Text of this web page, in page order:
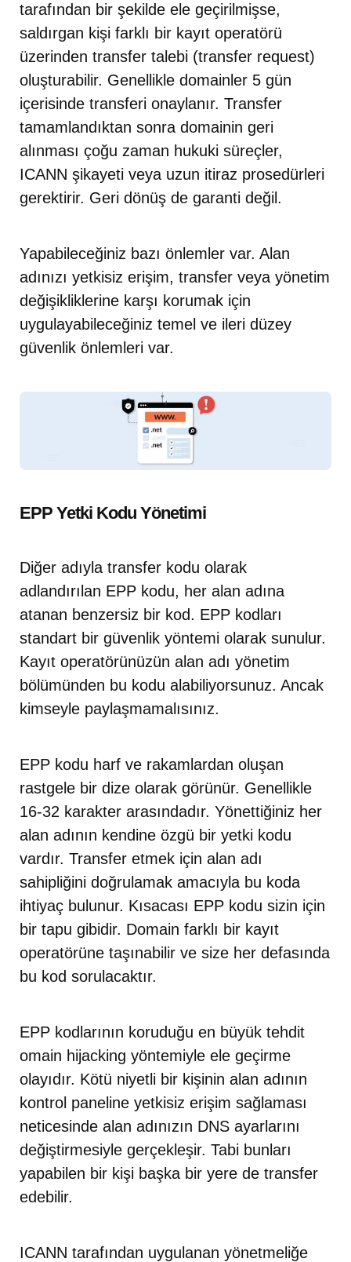
tarafından bir şekilde ele geçirilmişse,
saldırgan kişi farklı bir kayıt operatörü
üzerinden transfer talebi (transfer request)
oluşturabilir. Genellikle domainler 5 gün
içerisinde transferi onaylanır. Transfer
tamamlandıktan sonra domainin geri
alınması çoğu zaman hukuki süreçler,
ICANN şikayeti veya uzun itiraz prosedürleri
gerektirir. Geri dönüş de garanti değil.
Yapabileceğiniz bazı önlemler var. Alan
adınızı yetkisiz erişim, transfer veya yönetim
değişikliklerine karşı korumak için
uygulayabileceğiniz temel ve ileri düzey
güvenlik önlemleri var.
EPP Yetki Kodu Yönetimi
Diğer adıyla transfer kodu olarak
adlandırılan EPP kodu, her alan adına
atanan benzersiz bir kod. EPP kodları
standart bir güvenlik yöntemi olarak sunulur.
Kayıt operatörünüzün alan adı yönetim
bölümünden bu kodu alabiliyorsunuz. Ancak
kimseyle paylaşmamalısınız.
EPP kodu harf ve rakamlardan oluşan
rastgele bir dize olarak görünür. Genellikle
16-32 karakter arasındadır. Yönettiğiniz her
alan adının kendine özgü bir yetki kodu
vardır. Transfer etmek için alan adı
sahipliğini doğrulamak amacıyla bu koda
ihtiyaç bulunur. Kısacası EPP kodu sizin için
bir tapu gibidir. Domain farklı bir kayıt
operatörüne taşınabilir ve size her defasında
bu kod sorulacaktır.
EPP kodlarının koruduğu en büyük tehdit
omain hijacking yöntemiyle ele geçirme
olayıdır. Kötü niyetli bir kişinin alan adının
kontrol paneline yetkisiz erişim sağlaması
neticesinde alan adınızın DNS ayarlarını
değiştirmesiyle gerçekleşir. Tabi bunları
yapabilen bir kişi başka bir yere de transfer
edebilir.
ICANN tarafından uygulanan yönetmeliğe